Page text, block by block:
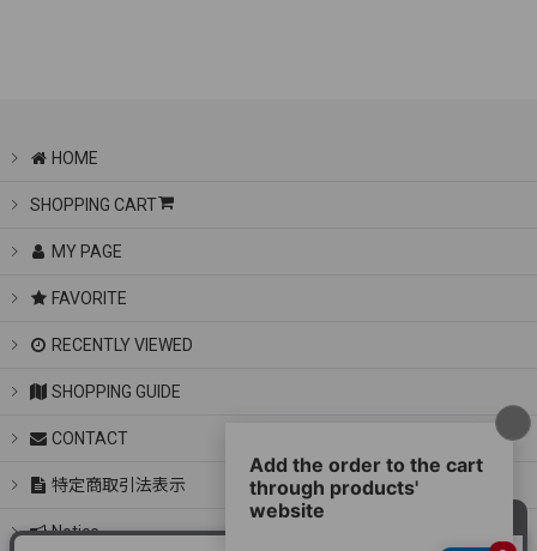
HOME
SHOPPING CART
MY PAGE
FAVORITE
RECENTLY VIEWED
SHOPPING GUIDE
CONTACT
特定商取引法表示
Notice